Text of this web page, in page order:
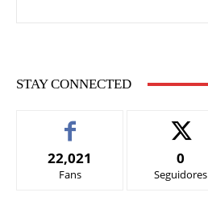
STAY CONNECTED
22,021
Fans
0
Seguidores